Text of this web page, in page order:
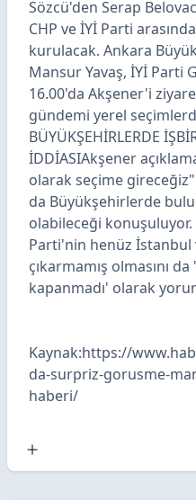
Sözcü'den Serap
CHP ve İYİ Parti
kurulacak. Ankara
Mansur Yavaş, İYİ Parti
16.00'da Akşener'i
gündemi yerel
BÜYÜKŞEHİRLERDE
İDDİASIAkşener
olarak seçime
da Büyükşehirlerde
olabileceği
Parti'nin henüz İstanbul
çıkarmamış olmasını
kapanmadı' olarak
Kaynak:https://
da-surpriz-gorusme-
haberi/